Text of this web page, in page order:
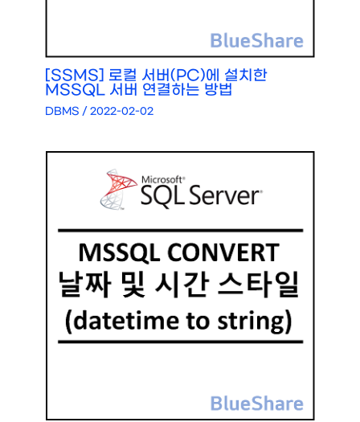
[SSMS] 로컬 서버(PC)에 설치한
MSSQL 서버 연결하는 방법
DBMS /2022-02-02